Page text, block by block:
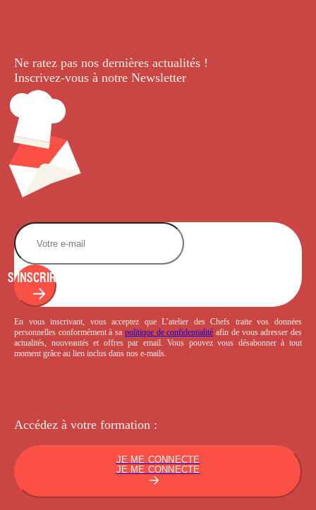
Ne ratez pas nos dernières actualités !
Inscrivez-vous à notre Newsletter.
S'INSCRIRE
En vous inscrivant, vous acceptez que L’atelier des Chefs traite vos données
personnelles conformément à sa politique de confidentialité afin de vous adresser des
actualités, nouveautés et offres par email. Vous pouvez vous désabonner à tout
moment grâce au lien inclus dans nos e-mails.
Accédez à votre formation :
JE ME CONNECTE
JE ME CONNECTE